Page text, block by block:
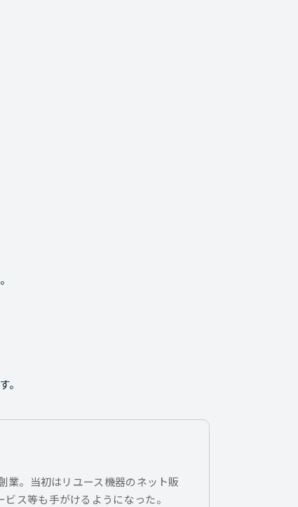
。
業。当初はリユース機器のネット販
ス等も手がけるようになった。